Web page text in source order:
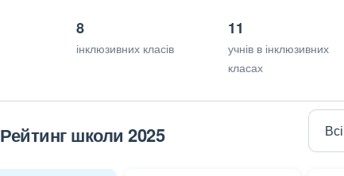
8
інклюзивних класів
11
учнів в інклюзивних
класах
Рейтинг школи 2025